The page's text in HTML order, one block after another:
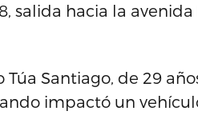
salida hacia la
Santiago, de 29
impactó un